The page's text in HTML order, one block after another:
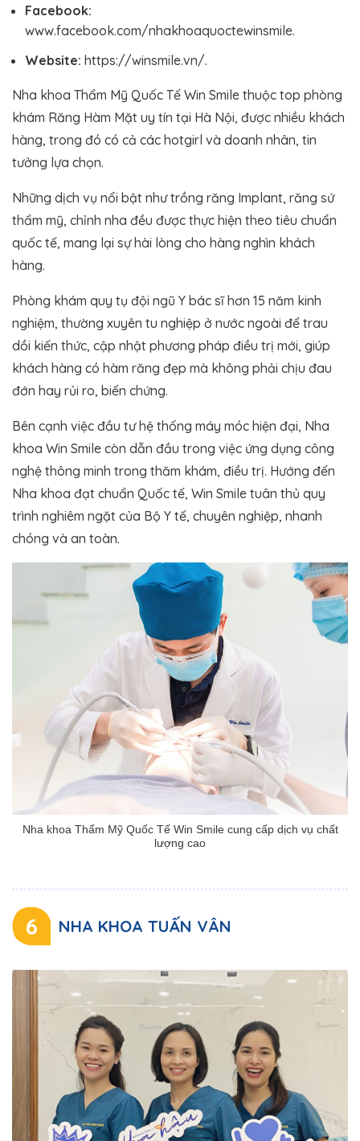
Facebook:
www.facebook.com/nhakhoaquoctewinsmile.
Website: https://winsmile.vn/.
Nha khoa Thẩm Mỹ Quốc Tế Win Smile thuộc top phòng
khám Răng Hàm Mặt uy tín tại Hà Nội, được nhiều khách
hàng, trong đó có cả các hotgirl và doanh nhân, tin
tưởng lựa chọn.
Những dịch vụ nổi bật như trồng răng Implant, răng sứ
thẩm mỹ, chỉnh nha đều được thực hiện theo tiêu chuẩn
quốc tế, mang lại sự hài lòng cho hàng nghìn khách
hàng.
Phòng khám quy tụ đội ngũ Y bác sĩ hơn 15 năm kinh
nghiệm, thường xuyên tu nghiệp ở nước ngoài để trau
dồi kiến thức, cập nhật phương pháp điều trị mới, giúp
khách hàng có hàm răng đẹp mà không phải chịu đau
đớn hay rủi ro, biến chứng.
Bên cạnh việc đầu tư hệ thống máy móc hiện đại, Nha
khoa Win Smile còn dẫn đầu trong việc ứng dụng công
nghệ thông minh trong thăm khám, điều trị. Hướng đến
Nha khoa đạt chuẩn Quốc tế, Win Smile tuân thủ quy
trình nghiêm ngặt của Bộ Y tế, chuyên nghiệp, nhanh
chóng và an toàn.
Nha khoa Thẩm Mỹ Quốc Tế Win Smile cung cấp dịch vụ chất
lượng cao
6 NHA KHOA TUẤN VÂN